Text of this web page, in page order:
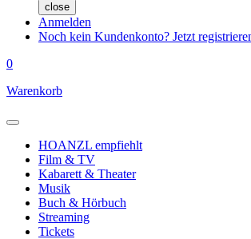
close
Anmelden
Noch kein Kundenkonto? Jetzt
0
Warenkorb
HOANZL empfiehlt
Film & TV
Kabarett & Theater
Musik
Buch & Hörbuch
Streaming
Tickets